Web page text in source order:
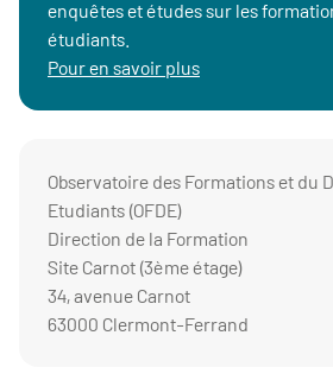
enquêtes et études sur les
étudiants.
Pour en savoir plus
Observatoire des Formations et du
Etudiants (OFDE)
Direction de la Formation
Site Carnot (3ème étage)
34, avenue Carnot
63000 Clermont-Ferrand